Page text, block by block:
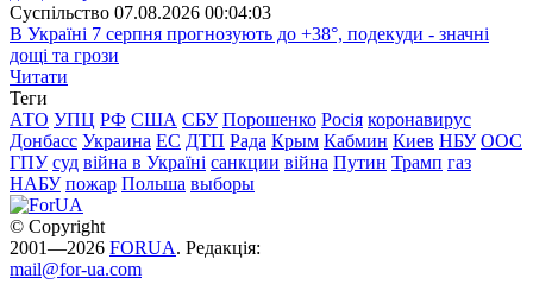
Суспiльство 07.08.2026 00:04:03
В Україні 7 серпня прогнозують до +38°, подекуди - значні
дощі та грози
Читати
Теги
АТО УПЦ РФ США СБУ Порошенко Росія коронавирус
Донбасс Украина ЕС ДТП Рада Крым Кабмин Киев НБУ ООС
ГПУ суд війна в Україні санкции війна Путин Трамп газ
НАБУ пожар Польша выборы
© Copyright
2001—2026 FORUA. Редакція:
mail@for-ua.com